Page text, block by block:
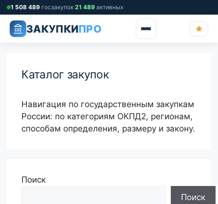
Перейти
к
содержимому
1 508 489 госзакупок·21 489 активных·
ЗАКУПКИПРО
Каталог закупок
Навигация по государственным закупкам
России: по категориям ОКПД2, регионам,
способам определения, размеру и закону.
Поиск
Поиск